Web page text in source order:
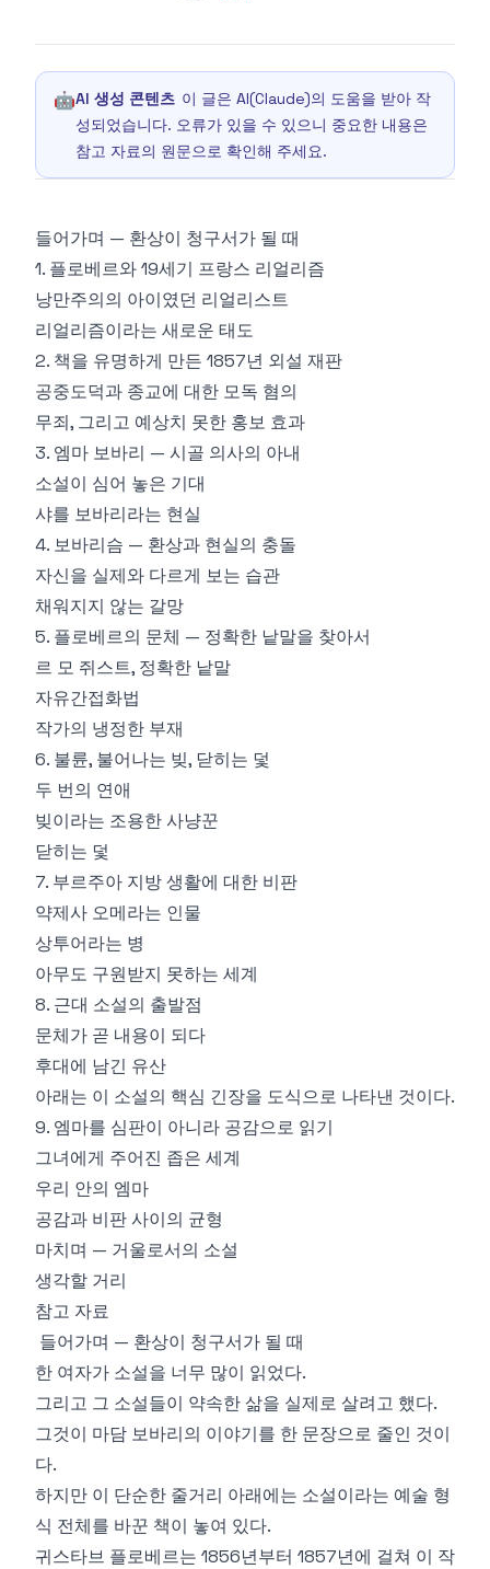
🤖AI 생성 콘텐츠 이 글은 AI(Claude)의 도움을 받아 작
성되었습니다. 오류가 있을 수 있으니 중요한 내용은
참고 자료의 원문으로 확인해 주세요.
들어가며 — 환상이 청구서가 될 때
1. 플로베르와 19세기 프랑스 리얼리즘
낭만주의의 아이였던 리얼리스트
리얼리즘이라는 새로운 태도
2. 책을 유명하게 만든 1857년 외설 재판
공중도덕과 종교에 대한 모독 혐의
무죄, 그리고 예상치 못한 홍보 효과
3. 엠마 보바리 — 시골 의사의 아내
소설이 심어 놓은 기대
샤를 보바리라는 현실
4. 보바리슴 — 환상과 현실의 충돌
자신을 실제와 다르게 보는 습관
채워지지 않는 갈망
5. 플로베르의 문체 — 정확한 낱말을 찾아서
르 모 쥐스트, 정확한 낱말
자유간접화법
작가의 냉정한 부재
6. 불륜, 불어나는 빚, 닫히는 덫
두 번의 연애
빚이라는 조용한 사냥꾼
닫히는 덫
7. 부르주아 지방 생활에 대한 비판
약제사 오메라는 인물
상투어라는 병
아무도 구원받지 못하는 세계
8. 근대 소설의 출발점
문체가 곧 내용이 되다
후대에 남긴 유산
아래는 이 소설의 핵심 긴장을 도식으로 나타낸 것이다.
9. 엠마를 심판이 아니라 공감으로 읽기
그녀에게 주어진 좁은 세계
우리 안의 엠마
공감과 비판 사이의 균형
마치며 — 거울로서의 소설
생각할 거리
참고 자료
들어가며 — 환상이 청구서가 될 때
한 여자가 소설을 너무 많이 읽었다.
그리고 그 소설들이 약속한 삶을 실제로 살려고 했다.
그것이 마담 보바리의 이야기를 한 문장으로 줄인 것이
다.
하지만 이 단순한 줄거리 아래에는 소설이라는 예술 형
식 전체를 바꾼 책이 놓여 있다.
귀스타브 플로베르는 1856년부터 1857년에 걸쳐 이 작